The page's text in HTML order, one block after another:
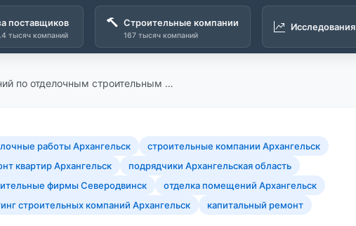
поставщиков
тысяч компаний
Строительные компании
167 тысяч компаний
Исследования
по отделочным строительным …
работы Архангельск
строительные компании Архангельск
квартир Архангельск
подрядчики Архангельская область
фирмы Северодвинск
отделка помещений Архангельск
строительных компаний Архангельск
капитальный ремонт